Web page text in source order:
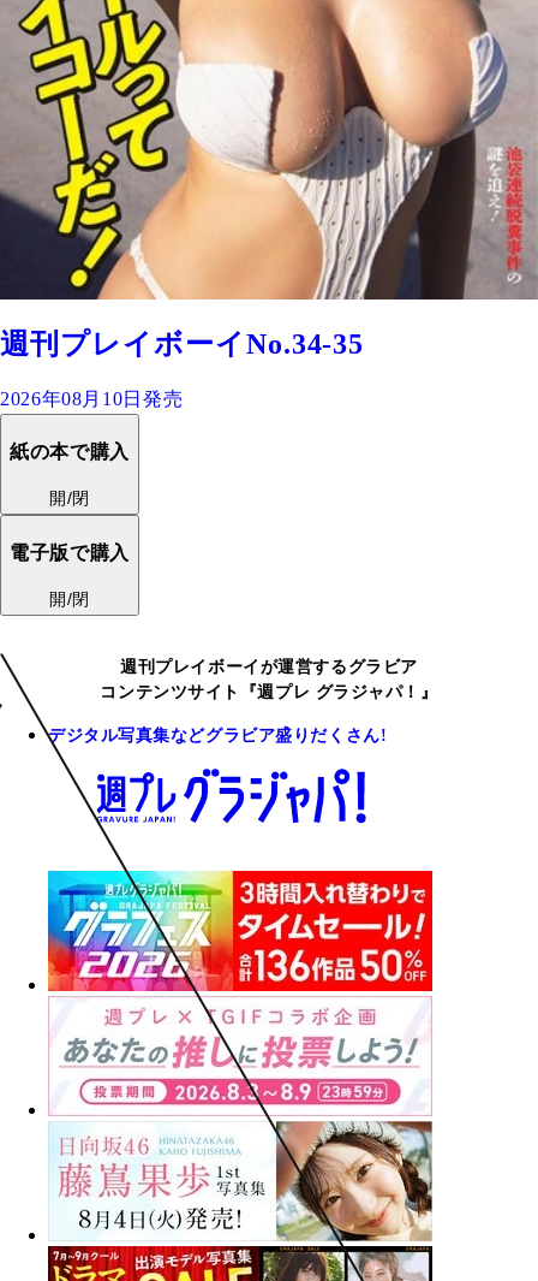
週刊プレイボーイNo.34-35
2026年08月10日発売
紙の本で購入
開/閉
電子版で購入
開/閉
週刊プレイボーイが運営するグラビア
コンテンツサイト『週プレ グラジャパ！』
デジタル写真集などグラビア盛りだくさん!